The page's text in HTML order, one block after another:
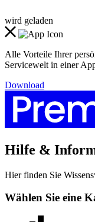
wird geladen
Alle Vorteile Ihrer
Servicewelt in einer
Download
Hilfe &
Hier finden Sie
Wählen Sie eine